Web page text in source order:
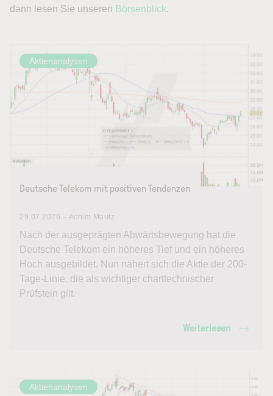
dann lesen Sie unseren Börsenblick.
Aktienanalysen
Deutsche Telekom mit positiven Tendenzen
29.07.2026 – Achim Mautz
Nach der ausgeprägten Abwärtsbewegung hat die
Deutsche Telekom ein höheres Tief und ein höheres
Hoch ausgebildet. Nun nähert sich die Aktie der 200-
Tage-Linie, die als wichtiger charttechnischer
Prüfstein gilt.
Weiterlesen
Aktienanalysen